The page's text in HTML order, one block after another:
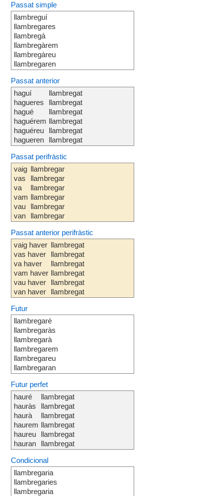
Passat simple
llambreguí
llambregares
llambregà
llambregàrem
llambregàreu
llambregaren
Passat anterior
haguí
hagueres
hagué
haguérem
haguéreu
hagueren
llambregat
llambregat
llambregat
llambregat
llambregat
llambregat
Passat perifràstic
vaig
vas
va
vam
vau
van
llambregar
llambregar
llambregar
llambregar
llambregar
llambregar
Passat anterior perifràstic
vaig haver
vas haver
va haver
vam haver
vau haver
van haver
llambregat
llambregat
llambregat
llambregat
llambregat
llambregat
Futur
llambregaré
llambregaràs
llambregarà
llambregarem
llambregareu
llambregaran
Futur perfet
hauré
hauràs
haurà
haurem
haureu
hauran
llambregat
llambregat
llambregat
llambregat
llambregat
llambregat
Condicional
llambregaria
llambregaries
llambregaria